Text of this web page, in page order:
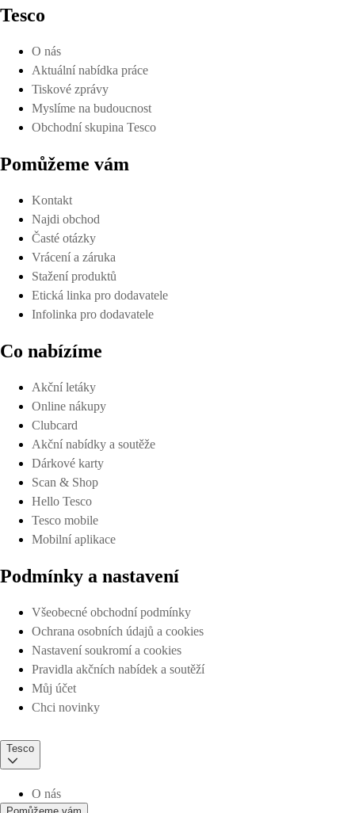
Tesco
O nás
Aktuální nabídka práce
Tiskové zprávy
Myslíme na budoucnost
Obchodní skupina Tesco
Pomůžeme vám
Kontakt
Najdi obchod
Časté otázky
Vrácení a záruka
Stažení produktů
Etická linka pro dodavatele
Infolinka pro dodavatele
Co nabízíme
Akční letáky
Online nákupy
Clubcard
Akční nabídky a soutěže
Dárkové karty
Scan & Shop
Hello Tesco
Tesco mobile
Mobilní aplikace
Podmínky a nastavení
Všeobecné obchodní podmínky
Ochrana osobních údajů a cookies
Nastavení soukromí a cookies
Pravidla akčních nabídek a soutěží
Můj účet
Chci novinky
Tesco
O nás